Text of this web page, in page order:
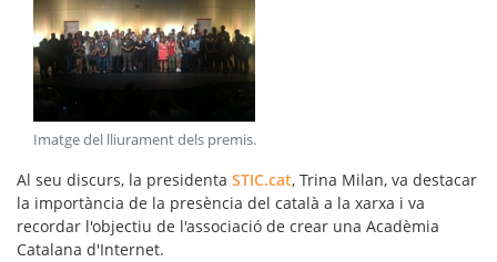
Imatge del lliurament dels premis.
Al seu discurs, la presidenta STIC.cat, Trina Milan, va destacar
la importància de la presència del català a la xarxa i va
recordar l'objectiu de l'associació de crear una Acadèmia
Catalana d'Internet.